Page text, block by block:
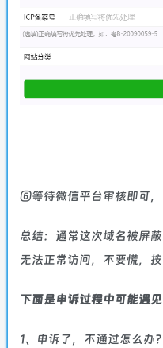
⑥等待微信平台审核即可，
总结：通常这次域名被屏
无法正常访问，不要慌，按
下面是申诉过程中可能遇
1、申诉了，不通过怎么办？